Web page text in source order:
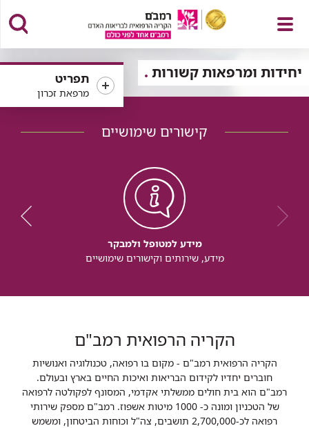
פתח
תפריט
תפריט
מרפאת זכרון
יחידות ומרפאות קשורות
קישורים שימושיים
מידע למטופל ולמבקר
מידע, שירותים וקישורים שימושיים
הקריה הרפואית רמב"ם
הקריה הרפואית רמב"ם - מקום בו רפואה, טכנולוגיה ואנושיות
חוברים יחדיו לקידום הבריאות ואיכות החיים בארץ ובעולם.
רמב"ם הוא בית חולים ממשלתי אקדמי, המסונף לפקולטה לרפואה
של הטכניון ומונה כ- 1000 מיטות אשפוז. רמב"ם מספק שירותי
רפואה לכ-2,700,000 תושבים, צה"ל וכוחות הביטחון, ומשמש